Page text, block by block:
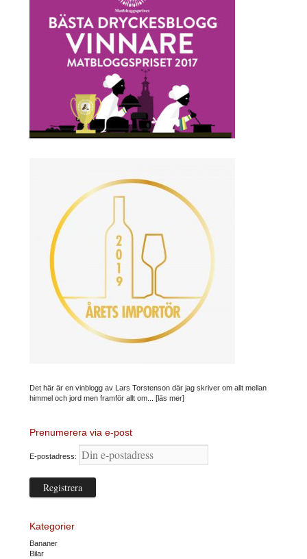
Det här är en vinblogg av Lars Torstenson där jag skriver om allt mellan
himmel och jord men framför allt om... [läs mer]
Prenumerera via e-post
E-postadress:
Kategorier
Bananer
Bilar